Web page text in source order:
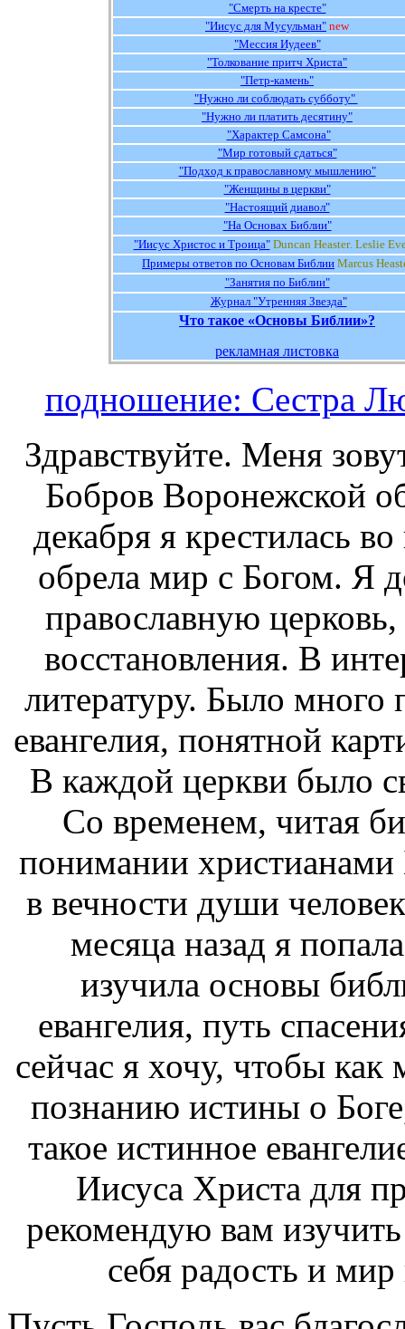
"Смерть на кресте"
"Иисус для Мусульман" new
"Мессия Иудеев"
"Толкование притч Христа"
"Петр-камень"
"Нужно ли соблюдать субботу"
"Нужно ли платить десятину"
"Характер Самсона"
"Мир готовый сдаться"
"Подход к православному мышлению"
"Женщины в церкви"
"Настоящий диавол"
"На Основах Библии"
"Иисус Христос и Троица" Duncan Heaster. Leslie
Примеры ответов по Основам Библии Marcus
"Занятия по Библии"
Журнал "Утренняя Звезда"
Что такое «Основы Библии»?
рекламная листовка
подношение: Сестра
Здравствуйте. Меня
Бобров Воронежской
декабря я крестилась
обрела мир с Богом. Я
православную
восстановления. В
литературу. Было
евангелия, понятной
В каждой церкви было
Со временем, читая
понимании христианами
в вечности души
месяца назад я
изучила основы
евангелия, путь
сейчас я хочу, чтобы
познанию истины о
такое истинное
Иисуса Христа для
рекомендую вам
себя радость и